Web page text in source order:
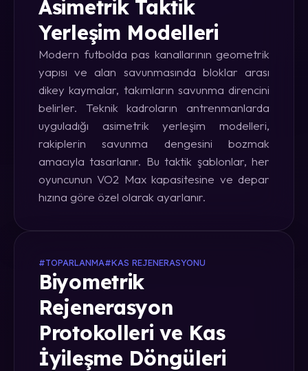
Asimetrik Taktik
Yerleşim Modelleri
Modern futbolda pas kanallarının geometrik
yapısı ve alan savunmasında bloklar arası
dikey kaymalar, takımların savunma direncini
belirler. Teknik kadroların antrenmanlarda
uyguladığı asimetrik yerleşim modelleri,
rakiplerin savunma dengesini bozmak
amacıyla tasarlanır. Bu taktik şablonlar, her
oyuncunun VO2 Max kapasitesine ve depar
hızına göre özel olarak ayarlanır.
#TOPARLANMA#KAS REJENERASYONU
Biyometrik
Rejenerasyon
Protokolleri ve Kas
İyileşme Döngüleri